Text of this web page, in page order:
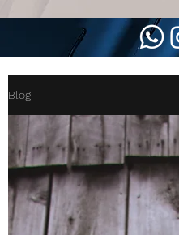
Blog